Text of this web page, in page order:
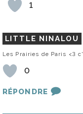
1
LITTLE NINALOU
Les Prairies de Paris <3
0
RÉPONDRE